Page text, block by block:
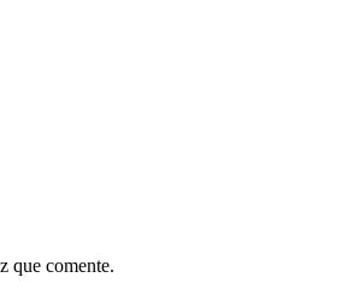
que comente.